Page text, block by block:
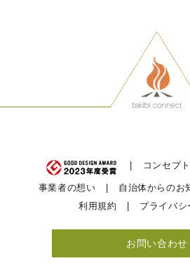
コンセプト
事業者の想い 自治体からのお
利用規約
プライバシ
お問い合わせ